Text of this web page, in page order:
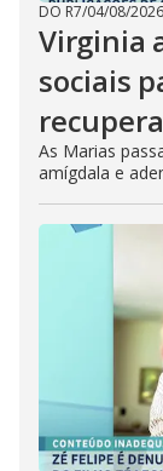
DO R7/04/08/2026
Virginia
sociais
As Marias
amígdala e